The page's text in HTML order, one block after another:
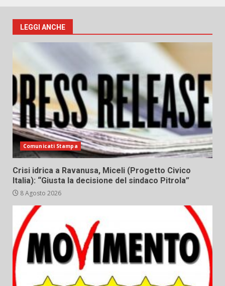
LEGGI ANCHE
Comunicati Stampa
Crisi idrica a Ravanusa, Miceli (Progetto Civico
Italia): “Giusta la decisione del sindaco Pitrola”
8 Agosto 2026